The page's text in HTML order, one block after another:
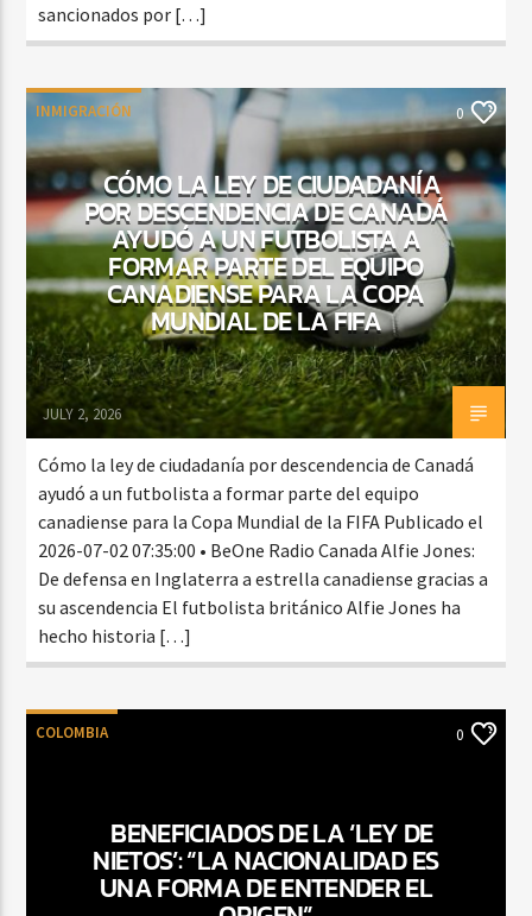
sancionados por […]
INMIGRACIÓN 0
CÓMO LA LEY DE CIUDADANÍA
POR DESCENDENCIA DE CANADÁ
AYUDÓ A UN FUTBOLISTA A
FORMAR PARTE DEL EQUIPO
CANADIENSE PARA LA COPA
MUNDIAL DE LA FIFA
JULY 2, 2026
Cómo la ley de ciudadanía por descendencia de Canadá
ayudó a un futbolista a formar parte del equipo
canadiense para la Copa Mundial de la FIFA Publicado el
2026-07-02 07:35:00 • BeOne Radio Canada Alfie Jones:
De defensa en Inglaterra a estrella canadiense gracias a
su ascendencia El futbolista británico Alfie Jones ha
hecho historia […]
COLOMBIA 0
BENEFICIADOS DE LA ‘LEY DE
NIETOS’: “LA NACIONALIDAD ES
UNA FORMA DE ENTENDER EL